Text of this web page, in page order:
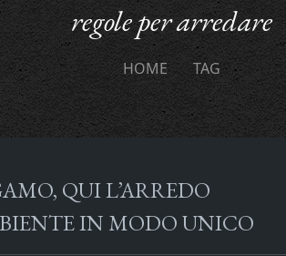
regole per arredare
HOME TAG
QUI L’ARREDO
IN MODO UNICO